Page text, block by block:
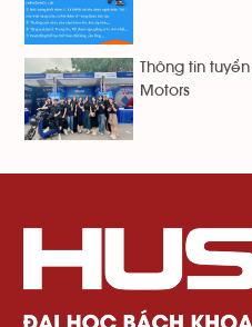
Thông tin
Motors